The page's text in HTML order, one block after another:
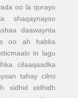
oo la qorayo
shaqaynayso
daawaynta
oo ah habka
in lagu
cilaaqaadka
tahay cilmi
xidhid xidhidh